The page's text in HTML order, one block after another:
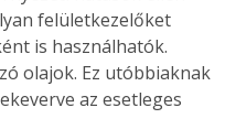
felületkezelőket
is használhatók.
olajok. Ez utóbbiaknak
az esetleges